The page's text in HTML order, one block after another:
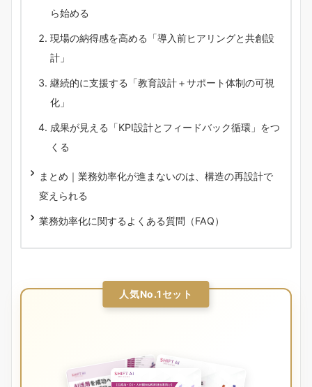
ら始める
現場の納得感を高める「導入前ヒアリングと共創設
計」
継続的に支援する「教育設計＋サポート体制の可視
化」
成果が見える「KPI設計とフィードバック循環」をつ
くる
まとめ｜業務効率化が進まないのは、構造の再設計で
変えられる
業務効率化に関するよくある質問（FAQ）
人気No.1セット